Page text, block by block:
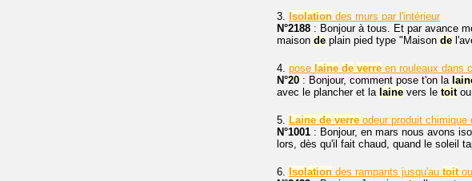
3. Isolation des murs par l'intérieur
N°2188 : Bonjour à tous. Et par avance
maison de plain pied type "Maison de
4. pose laine de verre en rouleaux dans
N°20 : Bonjour, comment pose t'on la
avec le plancher et la laine vers le toitou
5. Laine de verre odeur produit chimique
N°1001 : Bonjour, en mars nous avons
lors, dès qu'il fait chaud, quand le soleil
6. Isolation des rampants jusqu'au toit